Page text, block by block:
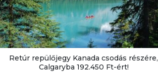
Retúr repülőjegy Kanada csodás részére,
Calgaryba 192.450 Ft-ért!